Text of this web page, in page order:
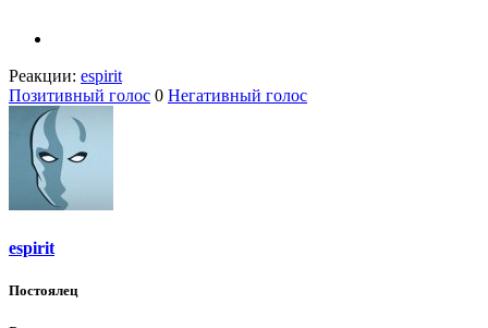
Реакции: espirit
Позитивный голос 0 Негативный голос
espirit
Постоялец